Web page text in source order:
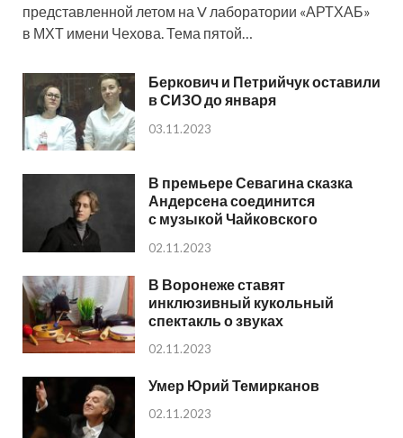
представленной летом на V лаборатории «АРТХАБ»
в МХТ имени Чехова. Тема пятой…
Беркович и Петрийчук оставили
в СИЗО до января
03.11.2023
В премьере Севагина сказка
Андерсена соединится
с музыкой Чайковского
02.11.2023
В Воронеже ставят
инклюзивный кукольный
спектакль о звуках
02.11.2023
Умер Юрий Темирканов
02.11.2023